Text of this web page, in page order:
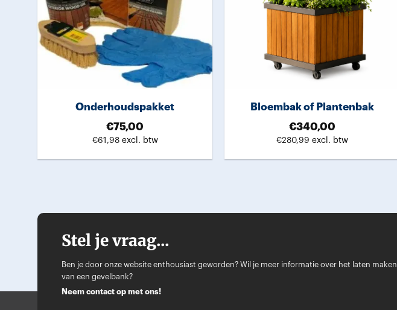
Onderhoudspakket
€75,00
€61,98excl. btw
optie
kan
gekozen
Bloembak of Plantenbak
€340,00
€280,99 excl. btw
kan
Stel je vraag...
Ben je door onze website enthousiast geworden? Wil je meer informatie over het laten maken
van een gevelbank?
Neem contact op met ons!